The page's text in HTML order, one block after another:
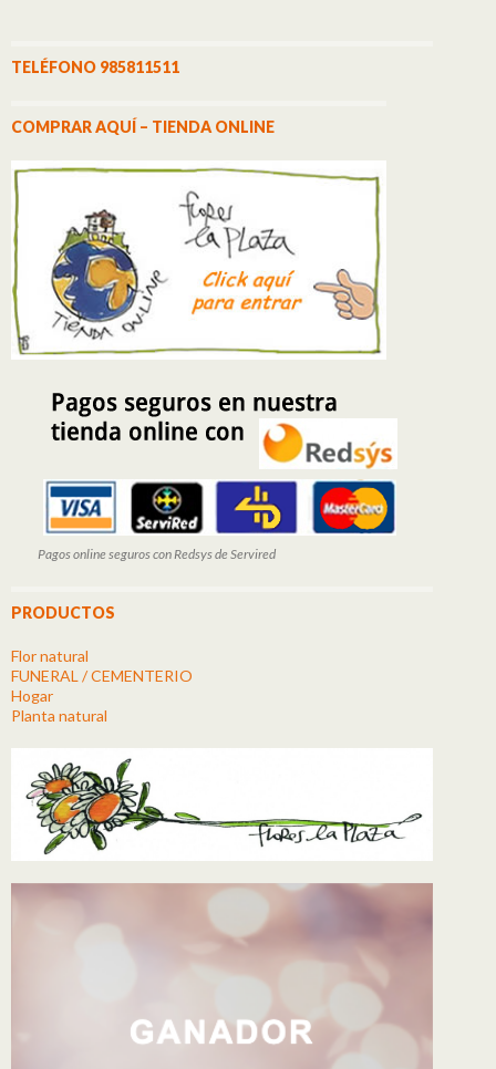
TELÉFONO 985811511
COMPRAR AQUÍ – TIENDA ONLINE
Pagos online seguros con Redsys de Servired
PRODUCTOS
Flor natural
FUNERAL / CEMENTERIO
Hogar
Planta natural